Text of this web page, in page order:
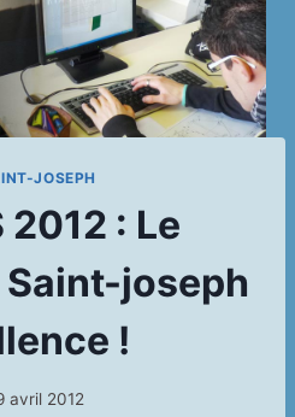
JOSEPH
2012 : Le
joseph
!
avril 2012